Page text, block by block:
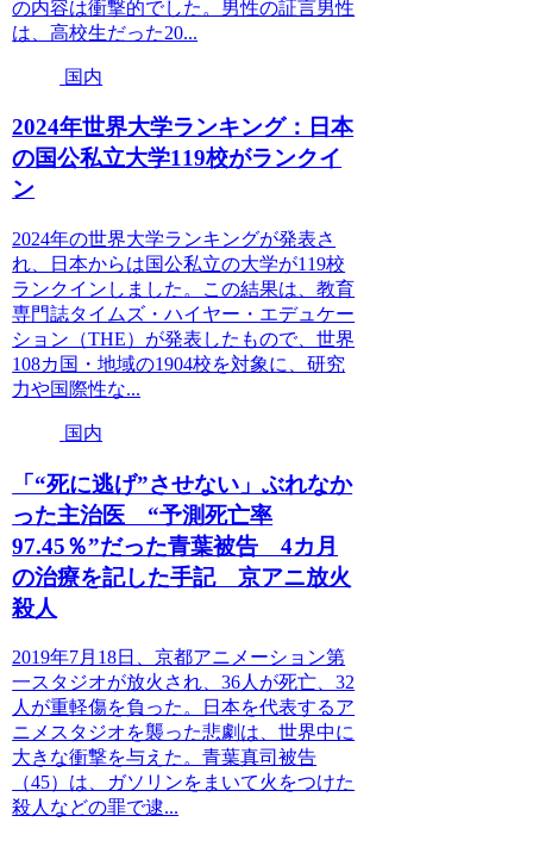
の内容は衝撃的でした。男性の証言男性
は、高校生だった20...
国内
2024年世界大学ランキング：日本
の国公私立大学119校がランクイ
ン
2024年の世界大学ランキングが発表さ
れ、日本からは国公私立の大学が119校
ランクインしました。この結果は、教育
専門誌タイムズ・ハイヤー・エデュケー
ション（THE）が発表したもので、世界
108カ国・地域の1904校を対象に、研究
力や国際性な...
国内
「“死に逃げ”させない」ぶれなか
った主治医 “予測死亡率
97.45％”だった青葉被告 4カ月
の治療を記した手記 京アニ放火
殺人
2019年7月18日、京都アニメーション第
一スタジオが放火され、36人が死亡、32
人が重軽傷を負った。日本を代表するア
ニメスタジオを襲った悲劇は、世界中に
大きな衝撃を与えた。青葉真司被告
（45）は、ガソリンをまいて火をつけた
殺人などの罪で逮...